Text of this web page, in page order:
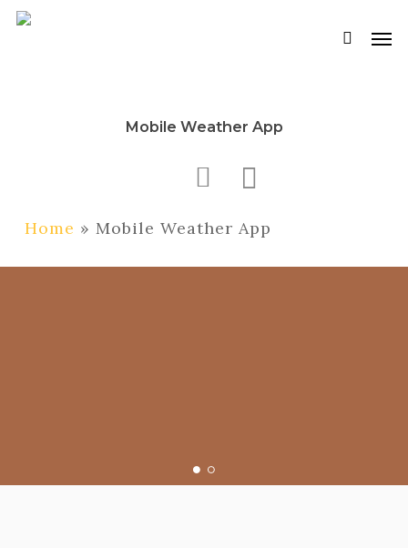
Skip
Mobile Weather App
Home » Mobile Weather App